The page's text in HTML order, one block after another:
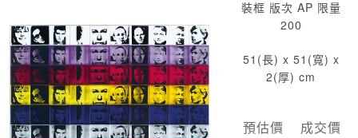
裝框 版次 AP 限量
200
51(長) x 51(寬) x
2(厚) cm
預估價 成交價